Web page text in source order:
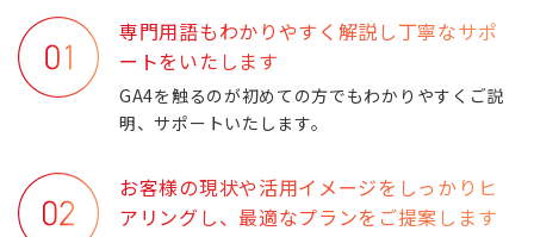
専門用語もわかりやすく解説し丁寧なサポ
ートをいたします
GA4を触るのが初めての方でもわかりやすくご説
明、サポートいたします。
お客様の現状や活用イメージをしっかりヒ
アリングし、最適なプランをご提案します